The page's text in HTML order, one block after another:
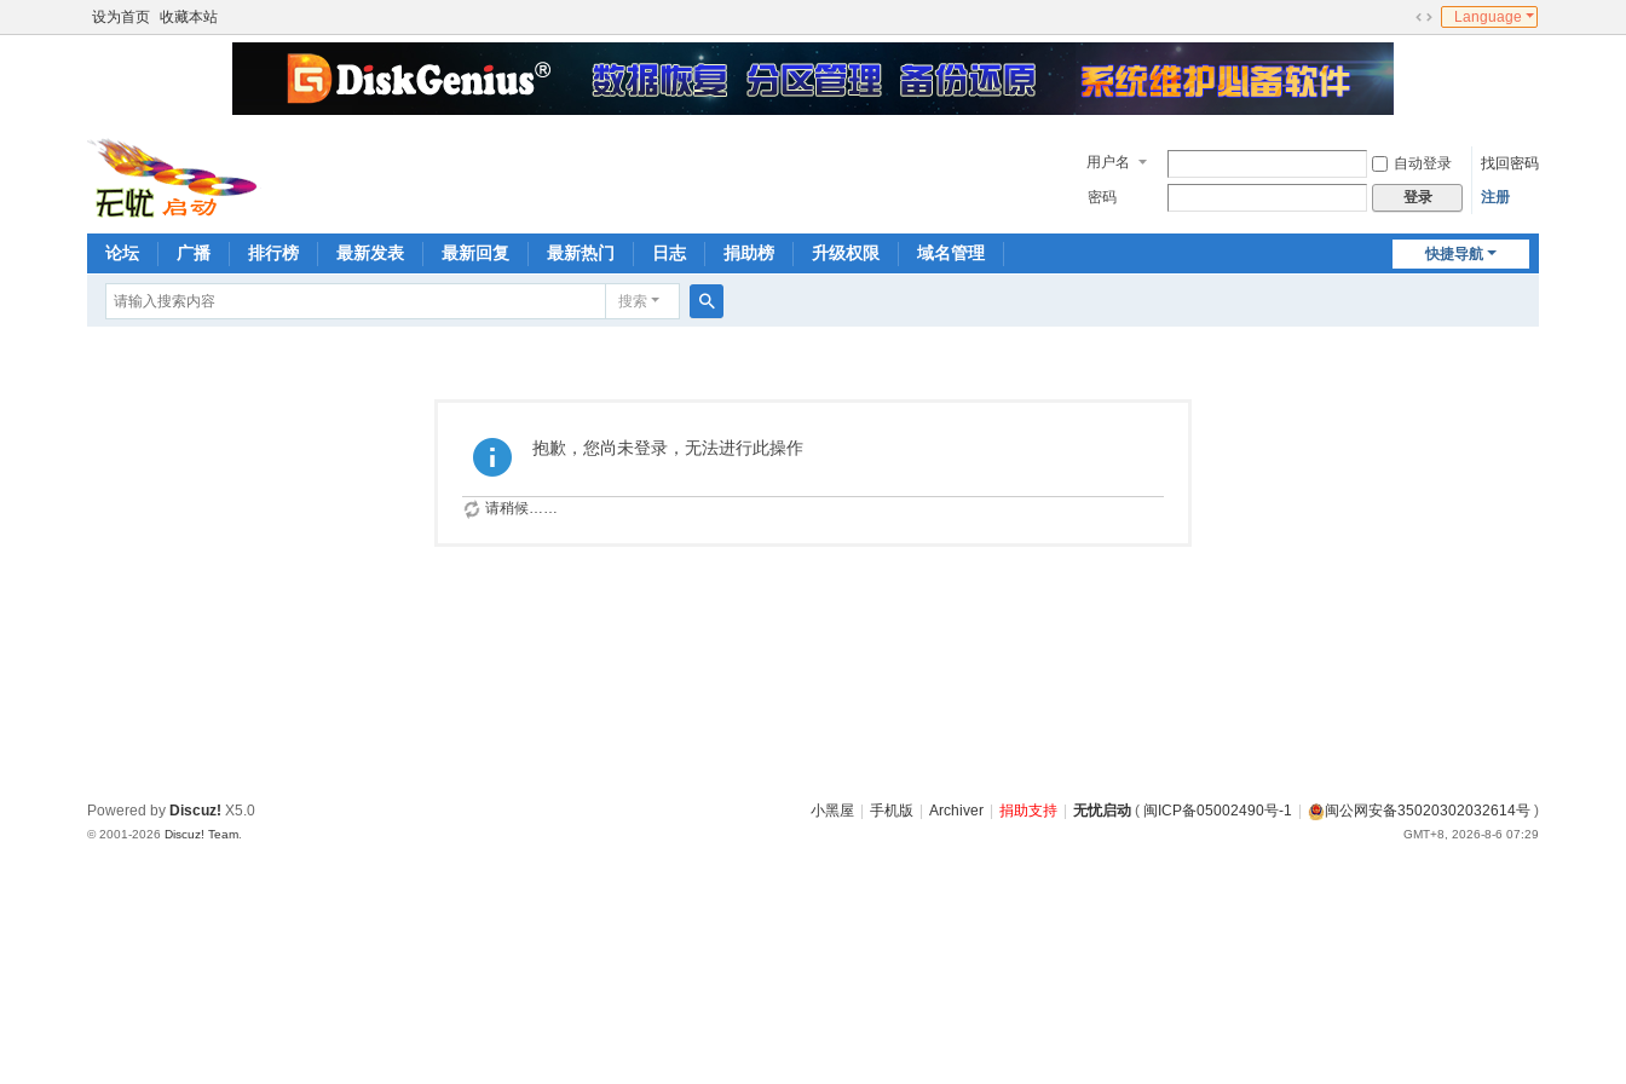
设为首页 收藏本站
切
Language
用户名 自动登录
找回密码
密码
登录 注册
快捷导航
论坛 广播 排行榜 最新发表 最新回复 最新热门 日志 捐助榜 升级权限 域名管理
搜索
抱歉，您尚未登录，无法进行此操作
请稍候……
小黑屋 手机版 Archiver 捐助支持 无忧启动 ( 闽ICP备05002490号-1 闽公网安备35020302032614号 )
GMT+8, 2026-8-6 07:29
Powered by Discuz! X5.0
© 2001-2026 Discuz! Team